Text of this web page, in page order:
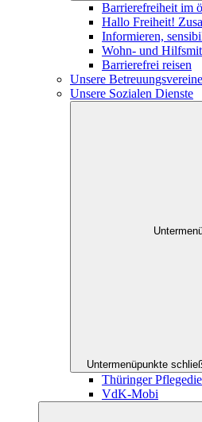
Barrierefreiheit im
Hallo Freiheit!
Informieren,
Wohn- und
Barrierefrei reisen
Unsere Betreuungsvereine
Unsere Sozialen Dienste
Untermenüpunkte
Thüringer
VdK-Mobi